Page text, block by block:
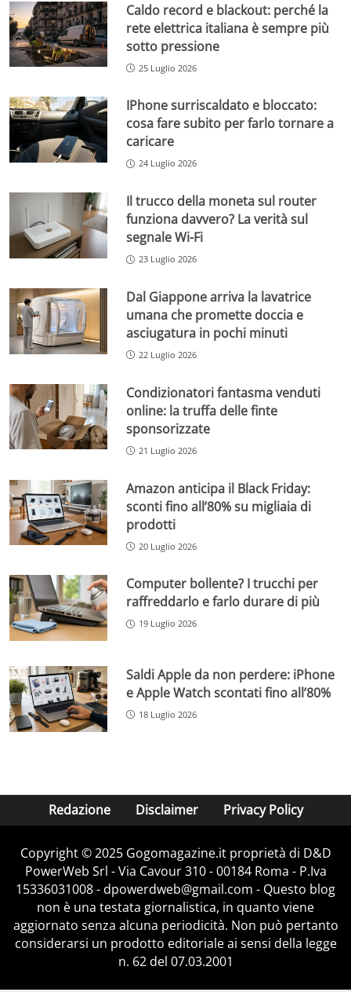
Caldo record e blackout: perché la
rete elettrica italiana è sempre più
sotto pressione
25 Luglio 2026
IPhone surriscaldato e bloccato:
cosa fare subito per farlo tornare a
caricare
24 Luglio 2026
Il trucco della moneta sul router
funziona davvero? La verità sul
segnale Wi-Fi
23 Luglio 2026
Dal Giappone arriva la lavatrice
umana che promette doccia e
asciugatura in pochi minuti
22 Luglio 2026
Condizionatori fantasma venduti
online: la truffa delle finte
sponsorizzate
21 Luglio 2026
Amazon anticipa il Black Friday:
sconti fino all’80% su migliaia di
prodotti
20 Luglio 2026
Computer bollente? I trucchi per
raffreddarlo e farlo durare di più
19 Luglio 2026
Saldi Apple da non perdere: iPhone
e Apple Watch scontati fino all’80%
18 Luglio 2026
Redazione Disclaimer Privacy Policy
Copyright © 2025 Gogomagazine.it proprietà di D&D
PowerWeb Srl - Via Cavour 310 - 00184 Roma - P.Iva
15336031008 - dpowerdweb@gmail.com - Questo blog
non è una testata giornalistica, in quanto viene
aggiornato senza alcuna periodicità. Non può pertanto
considerarsi un prodotto editoriale ai sensi della legge
n. 62 del 07.03.2001